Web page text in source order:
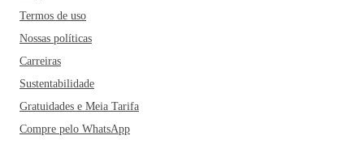
Termos de uso
Nossas políticas
Carreiras
Sustentabilidade
Gratuidades e Meia Tarifa
Compre pelo WhatsApp